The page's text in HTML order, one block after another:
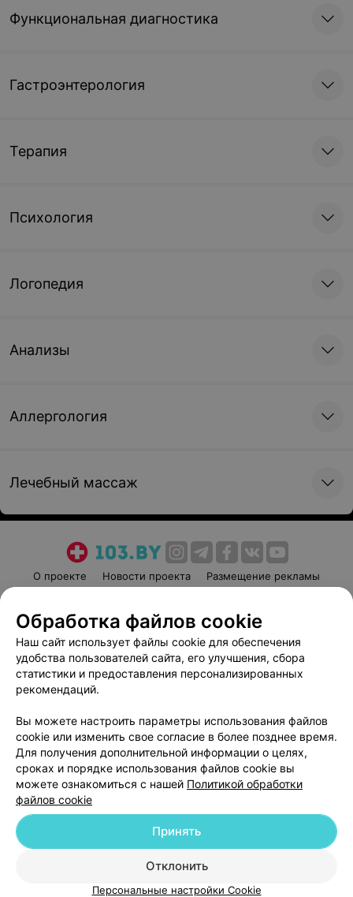
Функциональная диагностика
Гастроэнтерология
Терапия
Психология
Логопедия
Анализы
Аллергология
Лечебный массаж
О проекте Новости проекта
Размещение рекламы
Пользовательское соглашение
Способы оплаты
Вакансии
Партнеры
Написать руководителю 103.by
Обработка персональных данных
© 2026 ООО «Артокс Лаб», УНП 191700409
| 220012, Республика Беларусь,
Служба поддержки +375 291212755
Обработка файлов cookie
Наш сайт использует файлы cookie для обеспечения
удобства пользователей сайта, его улучшения, сбора
статистики и предоставления персонализированных
рекомендаций.
Вы можете настроить параметры использования файлов
cookie или изменить свое согласие в более позднее время.
Для получения дополнительной информации о целях,
сроках и порядке использования файлов cookie вы
можете ознакомиться с нашей Политикой обработки
файлов cookie
Отклонить
Принять
Персональные настройки Cookie